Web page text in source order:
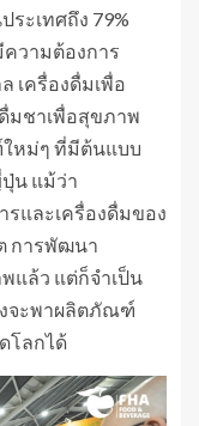
ะเทศถึง 79%
วามต้องการ
เครื่องดื่มเพื่อ
มชาเพื่อสุขภาพ
หม่ๆ ที่มีต้นแบบ
น แม้ว่า
รและเครื่องดื่มของ
การพัฒนา
ล้ว แต่ก็จำเป็น
จะพาผลิตภัณฑ์
โลกได้